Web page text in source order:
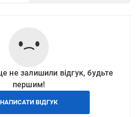
не залишили відгук, будьте
першим!
НАПИСАТИ ВІДГУК